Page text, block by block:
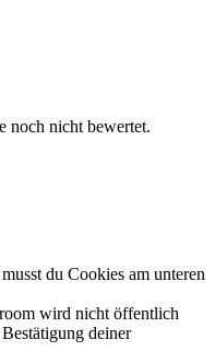
noch nicht bewertet.
du Cookies am unteren
wird nicht öffentlich
deiner